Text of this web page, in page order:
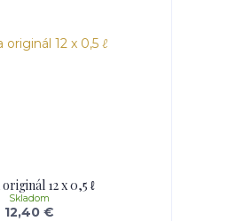
12 x 0,5 ℓ
12,40 €
Skladom